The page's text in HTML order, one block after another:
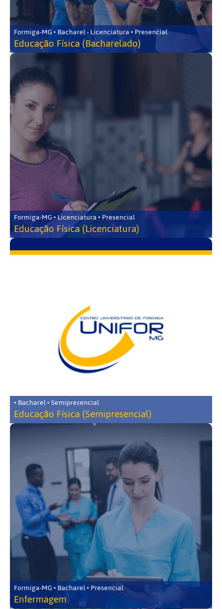
Formiga-MG • Bacharel - Licenciatura • Presencial
Educação Física (Bacharelado)
Formiga-MG • Licenciatura • Presencial
Educação Física (Licenciatura)
• Bacharel • Semipresencial
Educação Física (Semipresencial)
Formiga-MG • Bacharel • Presencial
Enfermagem